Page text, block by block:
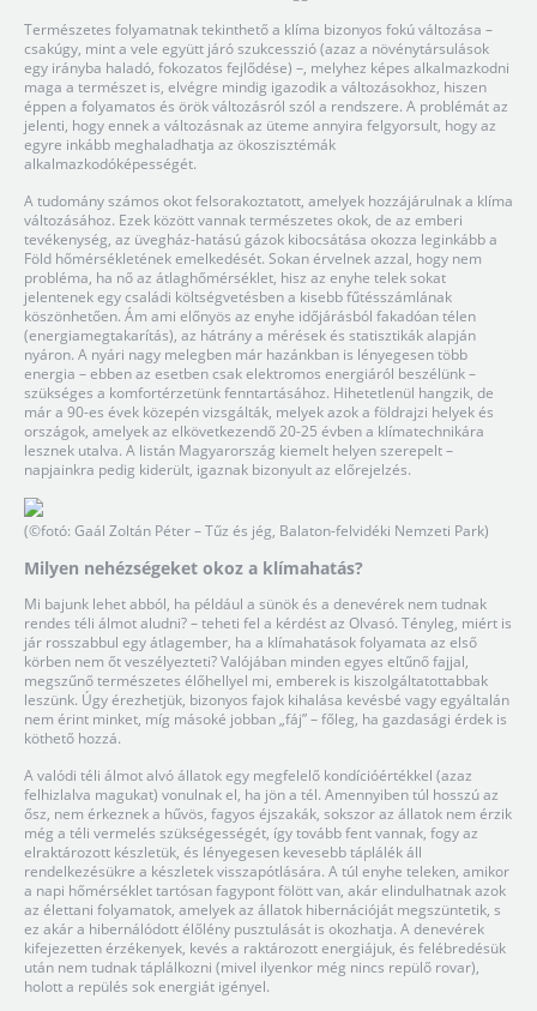
Természetes folyamatnak tekinthető a klíma bizonyos fokú változása –
csakúgy, mint a vele együtt járó szukcesszió (azaz a növénytársulások
egy irányba haladó, fokozatos fejlődése) –, melyhez képes alkalmazkodni
maga a természet is, elvégre mindig igazodik a változásokhoz, hiszen
éppen a folyamatos és örök változásról szól a rendszere. A problémát az
jelenti, hogy ennek a változásnak az üteme annyira felgyorsult, hogy az
egyre inkább meghaladhatja az ökoszisztémák
alkalmazkodóképességét.
A tudomány számos okot felsorakoztatott, amelyek hozzájárulnak a klíma
változásához. Ezek között vannak természetes okok, de az emberi
tevékenység, az üvegház-hatású gázok kibocsátása okozza leginkább a
Föld hőmérsékletének emelkedését. Sokan érvelnek azzal, hogy nem
probléma, ha nő az átlaghőmérséklet, hisz az enyhe telek sokat
jelentenek egy családi költségvetésben a kisebb fűtésszámlának
köszönhetően. Ám ami előnyös az enyhe időjárásból fakadóan télen
(energiamegtakarítás), az hátrány a mérések és statisztikák alapján
nyáron. A nyári nagy melegben már hazánkban is lényegesen több
energia – ebben az esetben csak elektromos energiáról beszélünk –
szükséges a komfortérzetünk fenntartásához. Hihetetlenül hangzik, de
már a 90-es évek közepén vizsgálták, melyek azok a földrajzi helyek és
országok, amelyek az elkövetkezendő 20-25 évben a klímatechnikára
lesznek utalva. A listán Magyarország kiemelt helyen szerepelt –
napjainkra pedig kiderült, igaznak bizonyult az előrejelzés.
(©fotó: Gaál Zoltán Péter – Tűz és jég, Balaton-felvidéki Nemzeti Park)
Milyen nehézségeket okoz a klímahatás?
Mi bajunk lehet abból, ha például a sünök és a denevérek nem tudnak
rendes téli álmot aludni? – teheti fel a kérdést az Olvasó. Tényleg, miért is
jár rosszabbul egy átlagember, ha a klímahatások folyamata az első
körben nem őt veszélyezteti? Valójában minden egyes eltűnő fajjal,
megszűnő természetes élőhellyel mi, emberek is kiszolgáltatottabbak
leszünk. Úgy érezhetjük, bizonyos fajok kihalása kevésbé vagy egyáltalán
nem érint minket, míg másoké jobban „fáj” – főleg, ha gazdasági érdek is
köthető hozzá.
A valódi téli álmot alvó állatok egy megfelelő kondícióértékkel (azaz
felhizlalva magukat) vonulnak el, ha jön a tél. Amennyiben túl hosszú az
ősz, nem érkeznek a hűvös, fagyos éjszakák, sokszor az állatok nem érzik
még a téli vermelés szükségességét, így tovább fent vannak, fogy az
elraktározott készletük, és lényegesen kevesebb táplálék áll
rendelkezésükre a készletek visszapótlására. A túl enyhe teleken, amikor
a napi hőmérséklet tartósan fagypont fölött van, akár elindulhatnak azok
az élettani folyamatok, amelyek az állatok hibernációját megszüntetik, s
ez akár a hibernálódott élőlény pusztulását is okozhatja. A denevérek
kifejezetten érzékenyek, kevés a raktározott energiájuk, és felébredésük
után nem tudnak táplálkozni (mivel ilyenkor még nincs repülő rovar),
holott a repülés sok energiát igényel.